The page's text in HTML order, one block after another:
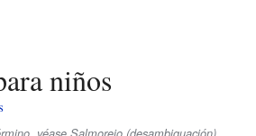
niños